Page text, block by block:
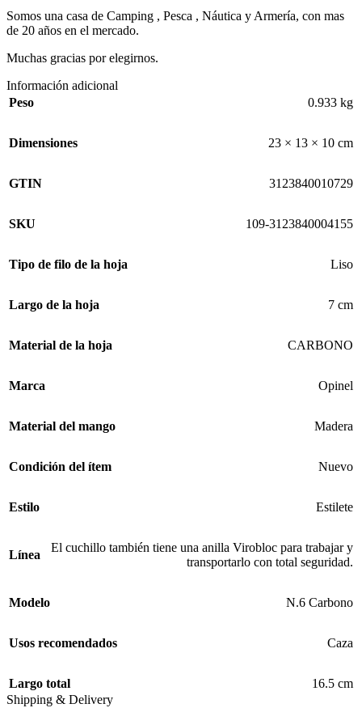
Somos una casa de Camping , Pesca , Náutica y Armería, con mas
de 20 años en el mercado.
Muchas gracias por elegirnos.
Información adicional
Peso
0.933 kg
Dimensiones 23 × 13 × 10 cm
GTIN 3123840010729
SKU 109-3123840004155
Tipo de filo de la hoja Liso
Largo de la hoja 7 cm
Material de la hoja CARBONO
Marca Opinel
Material del mango Madera
Condición del ítem Nuevo
Estilo Estilete
Línea
El cuchillo también tiene una anilla Virobloc para trabajar y
transportarlo con total seguridad.
Modelo N.6 Carbono
Usos recomendados Caza
Largo total
16.5 cm
Shipping & Delivery